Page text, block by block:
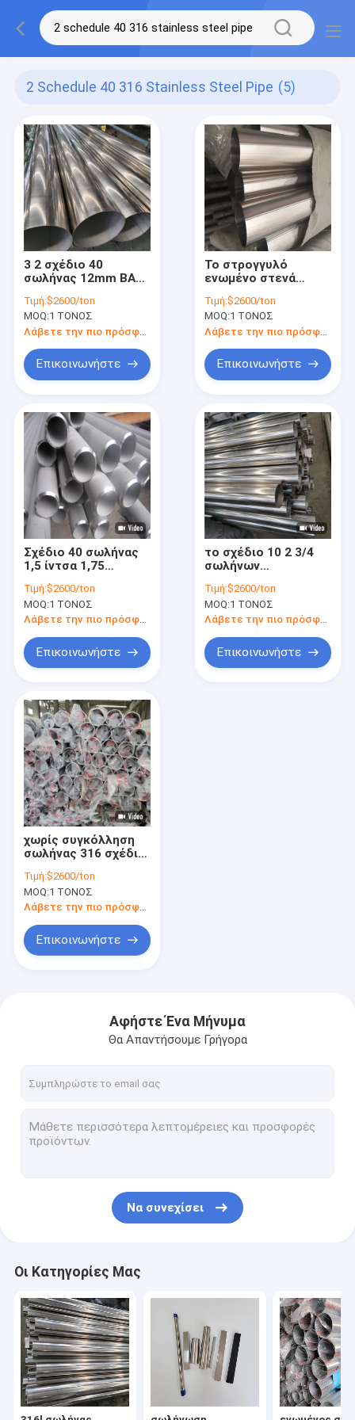
2 Schedule 40 316 Stainless Steel Pipe (5)
3 2 σχέδιο 40
σωλήνας 12mm BA
ανοξείδωτου 316
13mm 14mm 15mm
2B
Τιμή:$2600/ton
MOQ:1 ΤΟΝΟΣ
Λάβετε την πιο πρόσφατη τιμή
Επικοινωνήστε
Το στρογγυλό
ενωμένο στενά
40 σωλήνων άνευ
ραφής
ελασματοποιημένο
εν ψυχρώ No.4
τελειώνει 22mm
200mm
Τιμή:$2600/ton
MOQ:1 ΤΟΝΟΣ
Επικοινωνήστε
Σχέδιο 40 σωλήνας
1,5 ίντσα 1,75
σωλήνωση
εξάτμισης
ανοξείδωτου καυτή -
Τιμή:$2600/ton
MOQ:1 ΤΟΝΟΣ
Λάβετε την πιο πρόσφατη τιμή
Επικοινωνήστε
το σχέδιο 10 2 3/4
σωλήνων
80 No.4 τελειώνει
τραβηγμένο στο
κρύο
Τιμή:$2600/ton
MOQ:1 ΤΟΝΟΣ
Επικοινωνήστε
χωρίς συγκόλληση
σωλήνας 316 σχέδιο
ανοξείδωτου 304
15mm
Τιμή:$2600/ton
MOQ:1 ΤΟΝΟΣ
Λάβετε την πιο πρόσφατη τιμή
Επικοινωνήστε
Αφήστε Ένα Μήνυμα
Θα Απαντήσουμε Γρήγορα
Να συνεχίσει
Οι Κατηγορίες Μας